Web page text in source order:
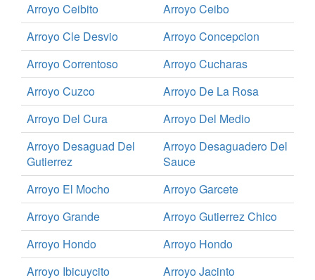
Arroyo Ceibito
Arroyo Ceibo
Arroyo Cle Desvio
Arroyo Concepcion
Arroyo Correntoso
Arroyo Cucharas
Arroyo Cuzco
Arroyo De La Rosa
Arroyo Del Cura
Arroyo Del Medio
Arroyo Desaguad Del
Gutierrez
Arroyo Desaguadero Del
Sauce
Arroyo El Mocho
Arroyo Garcete
Arroyo Grande
Arroyo Gutierrez Chico
Arroyo Hondo
Arroyo Hondo
Arroyo Ibicuycito
Arroyo Jacinto